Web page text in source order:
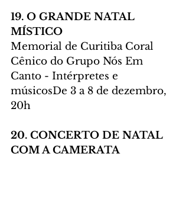
19. O GRANDE NATAL
MÍSTICO
Memorial de Curitiba Coral
Cênico do Grupo Nós Em
Canto - Intérpretes e
músicosDe 3 a 8 de dezembro,
20h
20. CONCERTO DE NATAL
COM A CAMERATA